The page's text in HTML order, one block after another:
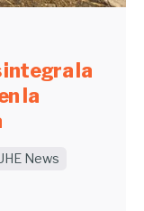
integra la
la
News